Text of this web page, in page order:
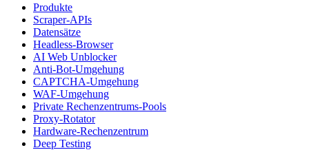
Produkte
Scraper-APIs
Datensätze
Headless-Browser
AI Web Unblocker
Anti-Bot-Umgehung
CAPTCHA-Umgehung
WAF-Umgehung
Private Rechenzentrums-Pools
Proxy-Rotator
Hardware-Rechenzentrum
Deep Testing